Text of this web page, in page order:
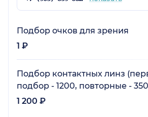
Подбор очков для зрения
1 ₽
Подбор контактных линз
подбор - 1200, повторные -
1 200 ₽